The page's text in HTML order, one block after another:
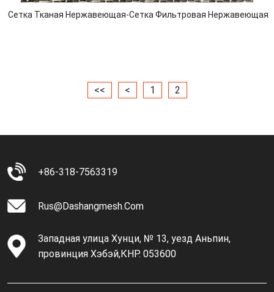
Сетка Тканая Нержавеющая-Сетка Фильтровая Нержавеющая
<< < 1 2
+86-318-7563319
Rus@dashangmesh.com
Западная улица Хунци, № 13, уезд Аньпин,
провинция Хэбэй,КНР. 053600